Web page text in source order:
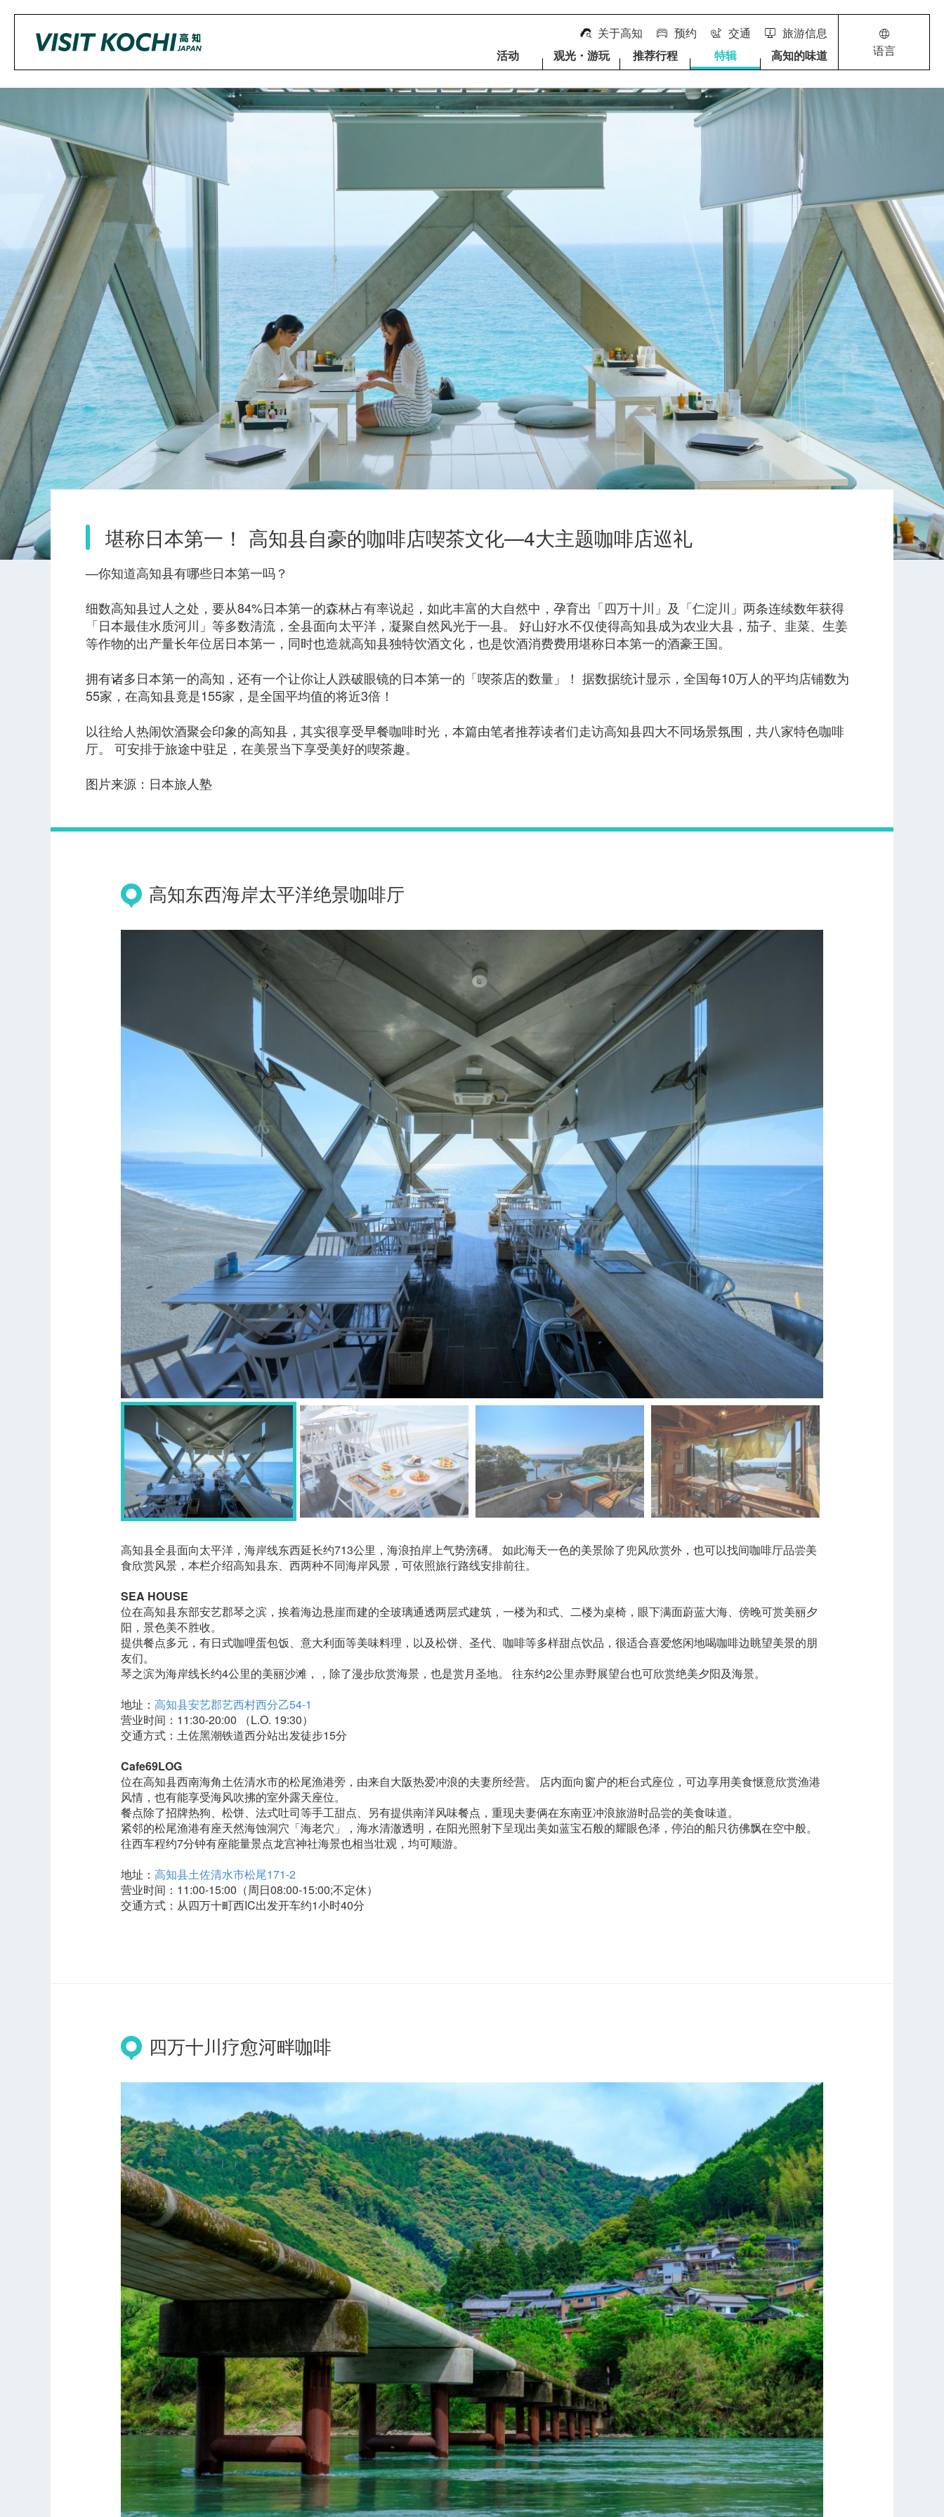
关于高知 预约 交通
旅游信息
活动
观光・游玩 推荐行程 特辑 高知的味道 语言
堪称日本第一！ 高知县自豪的咖啡店喫茶文化—4大主题咖啡店巡礼
—你知道高知县有哪些日本第一吗？
细数高知县过人之处，要从84%日本第一的森林占有率说起，如此丰富的大自然中，孕育出「四万十川」及「仁淀川」两条连续数年获得
「日本最佳水质河川」等多数清流，全县面向太平洋，凝聚自然风光于一县。 好山好水不仅使得高知县成为农业大县，茄子、韭菜、生姜
等作物的出产量长年位居日本第一，同时也造就高知县独特饮酒文化，也是饮酒消费费用堪称日本第一的酒豪王国。
拥有诸多日本第一的高知，还有一个让你让人跌破眼镜的日本第一的「喫茶店的数量」！ 据数据统计显示，全国每10万人的平均店铺数为
55家，在高知县竟是155家，是全国平均值的将近3倍！
以往给人热闹饮酒聚会印象的高知县，其实很享受早餐咖啡时光，本篇由笔者推荐读者们走访高知县四大不同场景氛围，共八家特色咖啡
厅。 可安排于旅途中驻足，在美景当下享受美好的喫茶趣。
图片来源：日本旅人塾
高知东西海岸太平洋绝景咖啡厅
高知县全县面向太平洋，海岸线东西延长约713公里，海浪拍岸上气势滂礡。 如此海天一色的美景除了兜风欣赏外，也可以找间咖啡厅品尝美
食欣赏风景，本栏介绍高知县东、西两种不同海岸风景，可依照旅行路线安排前往。
SEA HOUSE
位在高知县东部安艺郡琴之滨，挨着海边悬崖而建的全玻璃通透两层式建筑，一楼为和式、二楼为桌椅，眼下满面蔚蓝大海、傍晚可赏美丽夕
阳，景色美不胜收。
提供餐点多元，有日式咖哩蛋包饭、意大利面等美味料理，以及松饼、圣代、咖啡等多样甜点饮品，很适合喜爱悠闲地喝咖啡边眺望美景的朋
友们。
琴之滨为海岸线长约4公里的美丽沙滩，，除了漫步欣赏海景，也是赏月圣地。 往东约2公里赤野展望台也可欣赏绝美夕阳及海景。
地址： 高知县安艺郡艺西村西分乙54-1
营业时间：11:30-20:00 （L.O. 19:30）
交通方式：土佐黑潮铁道西分站出发徒步15分
Cafe69LOG
位在高知县西南海角土佐清水市的松尾渔港旁，由来自大阪热爱冲浪的夫妻所经营。 店内面向窗户的柜台式座位，可边享用美食惬意欣赏渔港
风情，也有能享受海风吹拂的室外露天座位。
餐点除了招牌热狗、松饼、法式吐司等手工甜点、另有提供南洋风味餐点，重现夫妻俩在东南亚冲浪旅游时品尝的美食味道。
紧邻的松尾渔港有座天然海蚀洞穴「海老穴」，海水清澈透明，在阳光照射下呈现出美如蓝宝石般的耀眼色泽，停泊的船只彷佛飘在空中般。
往西车程约7分钟有座能量景点龙宫神社海景也相当壮观，均可顺游。
地址： 高知县土佐清水市松尾171-2
营业时间：11:00-15:00（周日08:00-15:00;不定休）
交通方式：从四万十町西IC出发开车约1小时40分
四万十川疗愈河畔咖啡